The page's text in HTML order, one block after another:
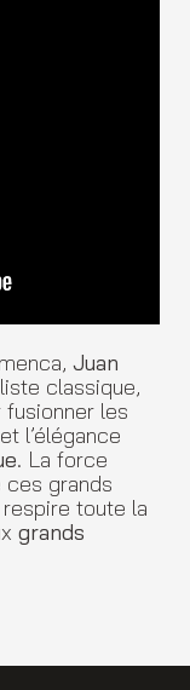
Juan
classique,
les
et l’élégance
. La force
ces grands
toute la
grands